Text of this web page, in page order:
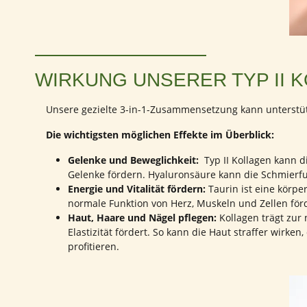
WIRKUNG UNSERER TYP II
Unsere gezielte 3-in-1-Zusammensetzung kann
Die wichtigsten möglichen Effekte im Überblick:
Gelenke und Beweglichkeit: Typ II Kollagen kann
Gelenke fördern. Hyaluronsäure kann die
Energie und Vitalität fördern: Taurin ist eine
normale Funktion von Herz, Muskeln und Zellen
Haut, Haare und Nägel pflegen: Kollagen trägt zur
Elastizität fördert. So kann die Haut straffer
profitieren.